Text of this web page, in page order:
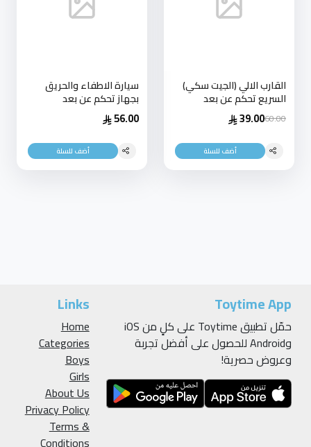
القارب الالي (الجيت سكي)
السريع تحكم عن بعد
60.00
39.00
أضف للسلة
سيارة الاطفاء والحريق
بجهاز تحكم عن بعد
56.00
أضف للسلة
Toytime App
حمّل تطبيق Toytime على كلٍ من iOS
وAndroid للحصول على أفضل تجربة
وعروض حصرية!
Links
Home
Categories
Boys
Girls
About Us
Privacy Policy
Terms &
Conditions